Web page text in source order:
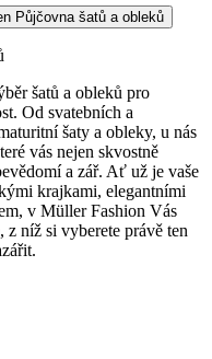
Půjčovna šatů a obleků
šatů a obleků pro
Od svatebních a
šaty a obleky, u nás
vás nejen skvostně
a zář. Ať už je vaše
krajkami, elegantními
v Müller Fashion Vás
z níž si vyberete právě ten